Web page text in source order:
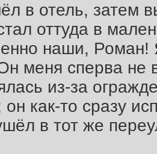
в отель, затем
оттуда в
наши, Роман!
меня сперва
из-за
он как-то сразу
в тот же